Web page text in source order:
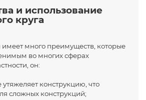
и использование
круга
много преимуществ, которые
во многих сферах
он:
конструкцию, что
сложных конструкций;